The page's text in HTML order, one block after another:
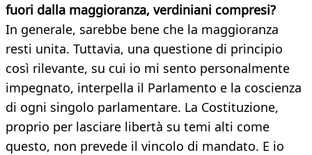
fuori dalla maggioranza, verdiniani compresi?
In generale, sarebbe bene che la maggioranza
resti unita. Tuttavia, una questione di principio
così rilevante, su cui io mi sento personalmente
impegnato, interpella il Parlamento e la coscienza
di ogni singolo parlamentare. La Costituzione,
proprio per lasciare libertà su temi alti come
questo, non prevede il vincolo di mandato. E io